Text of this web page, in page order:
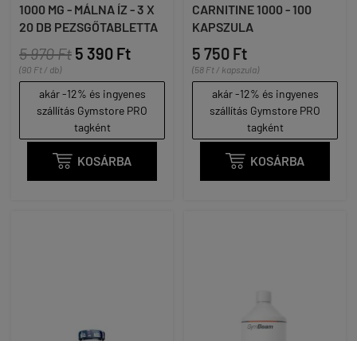
1000 MG - MÁLNA ÍZ - 3 X
20 DB PEZSGŐTABLETTA
5 970 Ft 5 390 Ft
(90 Ft / db)
akár -12% és ingyenes
szállítás Gymstore PRO
tagként
 KOSÁRBA
CARNITINE 1000 - 100
KAPSZULA
5 750 Ft
(58 Ft / kapszula)
akár -12% és ingyenes
szállítás Gymstore PRO
tagként
 KOSÁRBA